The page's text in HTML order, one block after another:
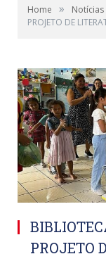
Home » Notícias
PROJETO DE
PROJETO